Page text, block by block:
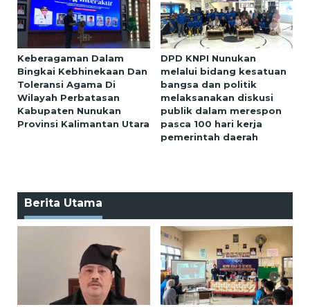
Keberagaman Dalam
Bingkai Kebhinekaan Dan
Toleransi Agama Di
Wilayah Perbatasan
Kabupaten Nunukan
Provinsi Kalimantan Utara
DPD KNPI Nunukan
melalui bidang kesatuan
bangsa dan politik
melaksanakan diskusi
publik dalam merespon
pasca 100 hari kerja
pemerintah daerah
Berita Utama